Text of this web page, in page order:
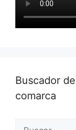
Buscador
comarca
Buscar: